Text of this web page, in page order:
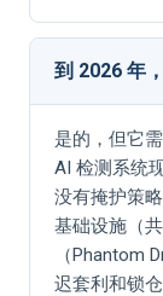
到 2026 年
是的，但它
AI 检测系统
没有掩护策
基础设施（
（Phantom
迟套利和锁